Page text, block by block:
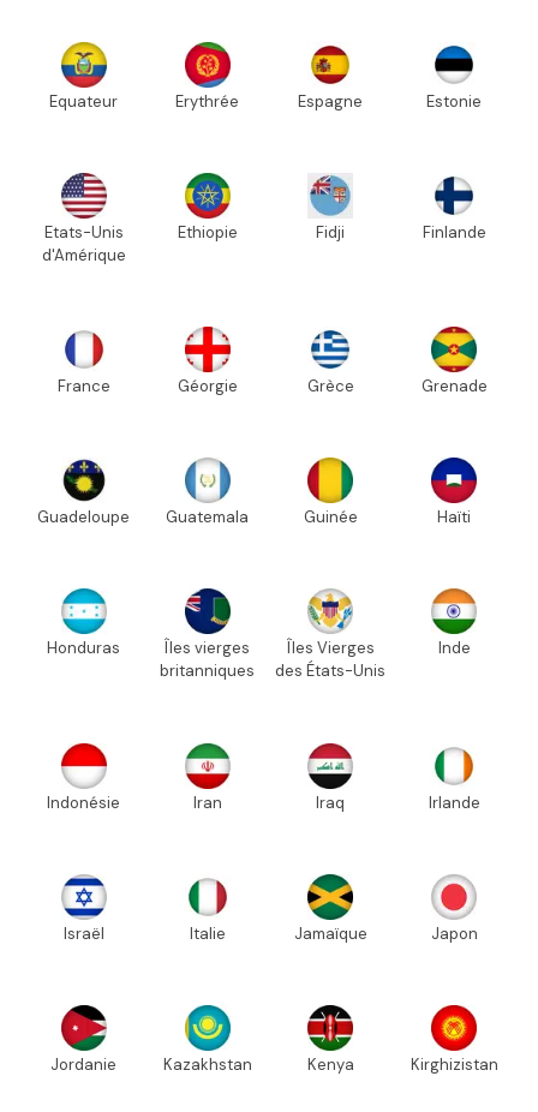
Equateur Erythrée Espagne Estonie
Etats-Unis
d'Amérique
Ethiopie Fidji Finlande
France Géorgie Grèce Grenade
Guadeloupe Guatemala Guinée Haïti
Honduras
Îles vierges
britanniques
Îles Vierges
des États-Unis
Inde
Indonésie Iran Iraq Irlande
Israël Italie Jamaïque Japon
Jordanie Kazakhstan Kenya Kirghizistan